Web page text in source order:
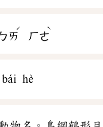
ㄞ
ˊ
ㄏㄜ
ˋ
bái hè